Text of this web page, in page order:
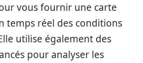
vous fournir une carte
temps réel des conditions
utilise également des
pour analyser les